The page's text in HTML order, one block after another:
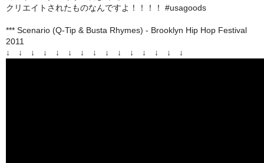
クリエイトされたものなんですよ！！！！ #usagoods
*** Scenario (Q-Tip & Busta Rhymes) - Brooklyn Hip Hop Festival
2011
↓ ↓ ↓ ↓ ↓ ↓ ↓ ↓ ↓ ↓ ↓ ↓ ↓ ↓ ↓